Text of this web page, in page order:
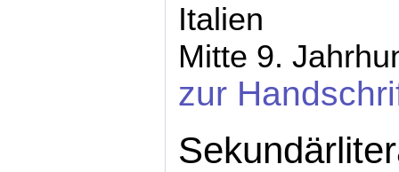
Italien
Mitte 9.
zur